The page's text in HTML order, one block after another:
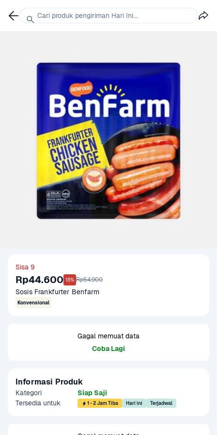
Sisa 9
Rp44.600 18% Rp54.900
Sosis Frankfurter Benfarm
Konvensional
Gagal memuat data
Coba Lagi
Informasi Produk
Kategori
Siap Saji
Tersedia untuk
1 - 2 Jam Tiba Hari ini Terjadwal
Cari produk pengiriman Hari Ini...